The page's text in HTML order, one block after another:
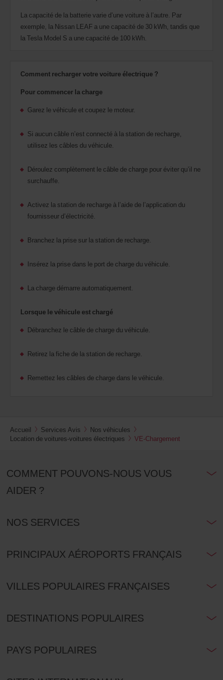
La capacité de la batterie varie d’une voiture à l’autre. Par
exemple, la Nissan LEAF a une capacité de 30 kWh, tandis que
la Tesla Model S a une capacité de 100 kWh.
Comment recharger votre voiture électrique ?
Pour commencer la charge
Garez le véhicule et coupez le moteur.
Si aucun câble n’est connecté à la station de recharge,
utilisez les câbles du véhicule.
Déroulez complètement le câble de charge pour éviter qu’il ne
surchauffe.
Activez la station de recharge à l’aide de l’application du
fournisseur d’électricité.
Branchez la prise sur la station de recharge.
Insérez la prise dans le port de charge du véhicule.
La charge démarre automatiquement.
Lorsque le véhicule est chargé
Débranchez le câble de charge du véhicule.
Retirez la fiche de la station de recharge.
Remettez les câbles de charge dans le véhicule.
Accueil Services Avis
Nos véhicules
Location de voitures-voitures électriques
VE-Chargement
COMMENT POUVONS-NOUS VOUS
AIDER ?
NOS SERVICES
PRINCIPAUX AÉROPORTS FRANÇAIS
VILLES POPULAIRES FRANÇAISES
DESTINATIONS POPULAIRES
PAYS POPULAIRES